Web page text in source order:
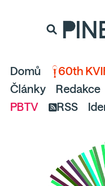
a pusťte
Domů 60th
Články
Redakce
PBTV
RSS